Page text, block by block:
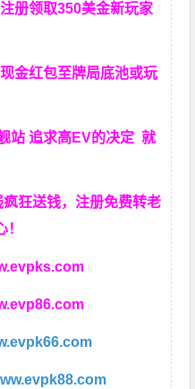
册领取350美金新玩家
金红包至牌局底池或玩
站 追求高EV的决定就
狂送钱，注册免费转老